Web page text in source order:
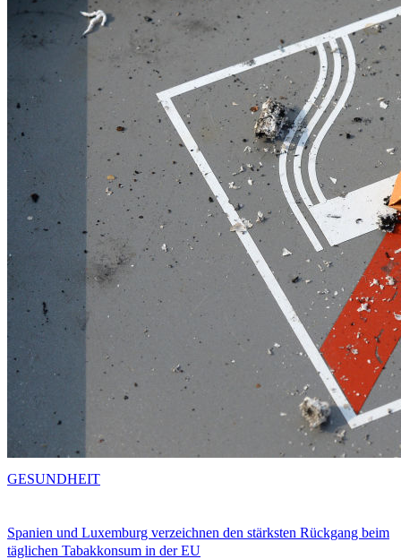
Spanien und Luxemburg verzeichnen den stärksten Rückgang beim
täglichen Tabakkonsum in der EU
GESUNDHEIT